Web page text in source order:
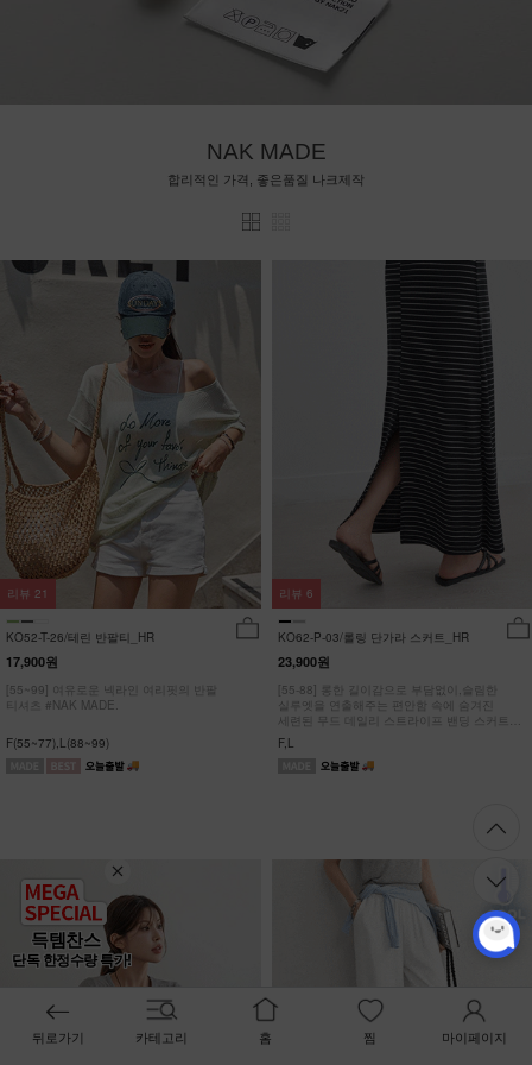
득템찬스
단독 한정수량 특가!
NAK MADE
합리적인 가격, 좋은품질 나크제작
KO52-T-26/테린 반팔티_HR
17,900원
[55~99] 여유로운 넥라인 여리핏의 반팔
티셔츠 #NAK MADE.
F(55~77),L(88~99)
리뷰 21
KO62-P-03/롤링 단가라 스커트_HR
23,900원
[55-88] 롱한 길이감으로 부담없이,슬림한
실루엣을 연출해주는 편안함 속에 숨겨진
세련된 무드 데일리 스트라이프 밴딩 스커트
#NAK MADE.
F,L
리뷰 6
뒤로가기 카테고리 홈 찜 마이페이지